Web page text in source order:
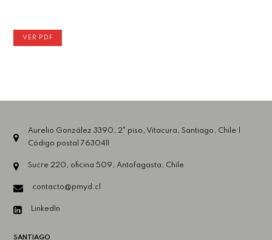
VER PDF
Aurelio González 3390, 2° piso, Vitacura, Santiago, Chile |
Código postal 7630411
Sucre 220, oficina 509, Antofagasta, Chile
contacto@pmyd.cl
LinkedIn
SANTIAGO